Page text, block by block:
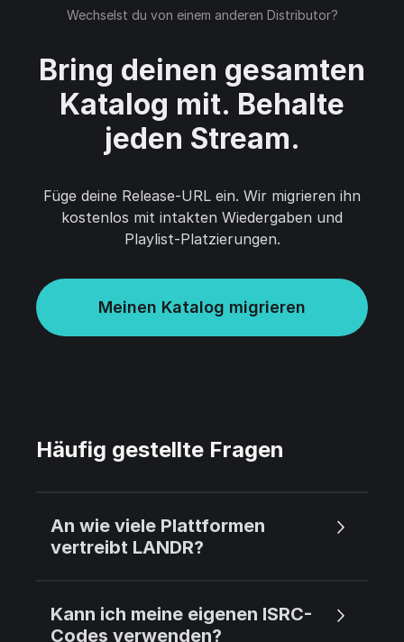
Wechselst du von einem anderen Distributor?
Bring deinen gesamten
Katalog mit. Behalte
jeden Stream.
Füge deine Release-URL ein. Wir migrieren ihn
kostenlos mit intakten Wiedergaben und
Playlist-Platzierungen.
Meinen Katalog migrieren
Häufig gestellte Fragen
An wie viele Plattformen
vertreibt LANDR?
Kann ich meine eigenen ISRC-
Codes verwenden?